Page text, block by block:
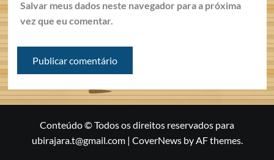
Salvar meus dados neste navegador para a próxima
vez que eu comentar.
Conteúdo © Todos os direitos reservados para
ubirajara.t@gmail.com | CoverNewsby AF themes.